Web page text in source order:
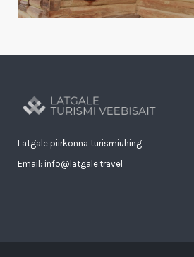
Latgale piirkonna turismiühing
Email: info@latgale.travel